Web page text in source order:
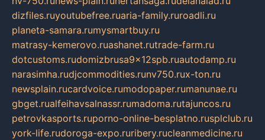
dizfiles.ruyoutubefree.ruaria-family.ruroadli.ru
planeta-samara.rumysmartbuy.ru
matrasy-kemerovo.ruashanet.rutrade-farm.ru
dotcustoms.rudomizbrusa9x12spb.ruautodamp.ru
narasimha.rudjcommodities.runv750.rux-ton.ru
newsplain.rucardvoice.rumodopaper.rumanunae.ru
gbget.rualfeihavsalnassr.rumadoma.rutajuncos.ru
petrovkasports.ruporno-online-besplatno.rusplclub.ru
york-life.rudoroga-expo.ruribery.rucleanmedicine.ru